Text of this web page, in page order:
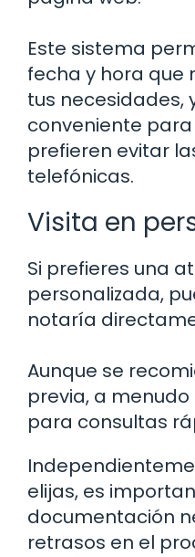
Este sistema
fecha y hora que
tus necesidades,
conveniente
prefieren evitar
telefónicas.
Visita en
Si prefieres una
personalizada,
notaría
Aunque se
previa, a
para consultas
elijas, es
documentación
retrasos en el